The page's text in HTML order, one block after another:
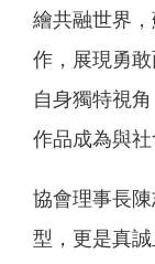
繪共融世界
作，展現勇
自身獨特視
作品成為與社
協會理事長
型，更是真